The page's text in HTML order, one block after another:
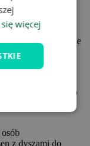
apartamencie
dla dwóch osób
z dyszami do
więcej